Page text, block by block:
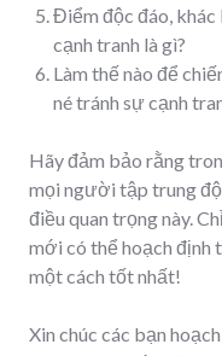
Điểm độc đáo,
cạnh tranh là gì?
Làm thế nào để
né tránh sự cạnh
Hãy đảm bảo rằng
mọi người tập trung
điều quan trọng này.
mới có thể hoạch định
một cách tốt nhất!
Xin chúc các bạn